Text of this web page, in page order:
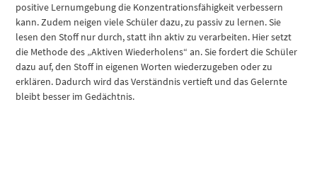
positive Lernumgebung die Konzentrationsfähigkeit verbessern
kann. Zudem neigen viele Schüler dazu, zu passiv zu lernen. Sie
lesen den Stoff nur durch, statt ihn aktiv zu verarbeiten. Hier setzt
die Methode des „Aktiven Wiederholens“ an. Sie fordert die Schüler
dazu auf, den Stoff in eigenen Worten wiederzugeben oder zu
erklären. Dadurch wird das Verständnis vertieft und das Gelernte
bleibt besser im Gedächtnis.